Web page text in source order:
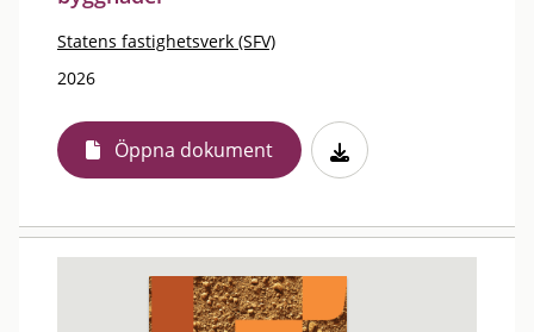
Statens fastighetsverk (SFV)
2026
Öppna dokument